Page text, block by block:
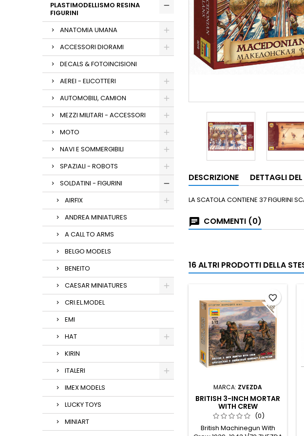
PLASTIMODELLISMO RESINA
FIGURINI
ANATOMIA UMANA
ACCESSORI DIORAMI
DECALS & FOTOINCISIONI
AEREI - ELICOTTERI
AUTOMOBILI, CAMION
MEZZI MILITARI - ACCESSORI
MOTO
NAVI E SOMMERGIBILI
SPAZIALI - ROBOTS
SOLDATINI - FIGURINI
AIRFIX
ANDREA MINIATURES
A CALL TO ARMS
BELGO MODELS
BENEITO
CAESAR MINIATURES
CRI.EL.MODEL
EMI
HAT
KIRIN
ITALERI
IMEX MODELS
LUCKY TOYS
MINIART
DESCRIZIONE DETTAGLI
LA SCATOLA CONTIENE 37 FIGURINI
COMMENTI (0)
16 ALTRI PRODOTTI DELLA
MARCA: ZVEZDA
BRITISH 3-INCH MORTAR
WITH CREW
(0)
British Machinegun With
favorite_border